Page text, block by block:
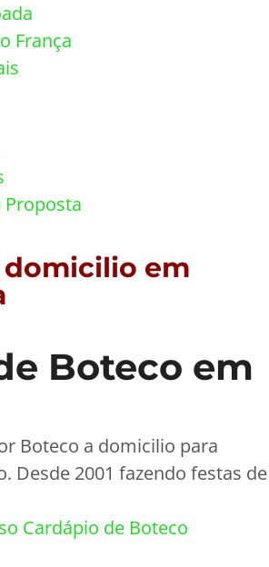
França
Proposta
domicilio em
Boteco em
Boteco a domicilio para
Desde 2001 fazendo festas de
Cardápio de Boteco